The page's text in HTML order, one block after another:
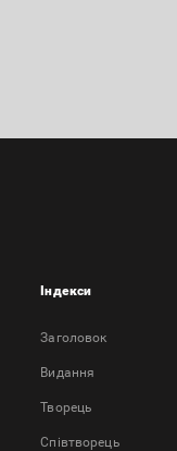
Індекси
Заголовок
Bидання
Творець
Співтворець